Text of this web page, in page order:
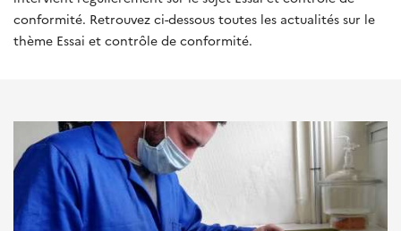
conformité. Retrouvez ci-dessous toutes les actualités sur le
thème Essai et contrôle de conformité.